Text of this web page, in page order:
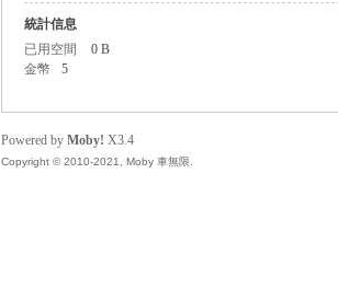
統計信息
已用空間
0 B
金幣
5
Powered by Moby! X3.4
Copyright © 2010-2021, Moby 車無限.